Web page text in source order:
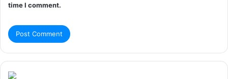
time I comment.